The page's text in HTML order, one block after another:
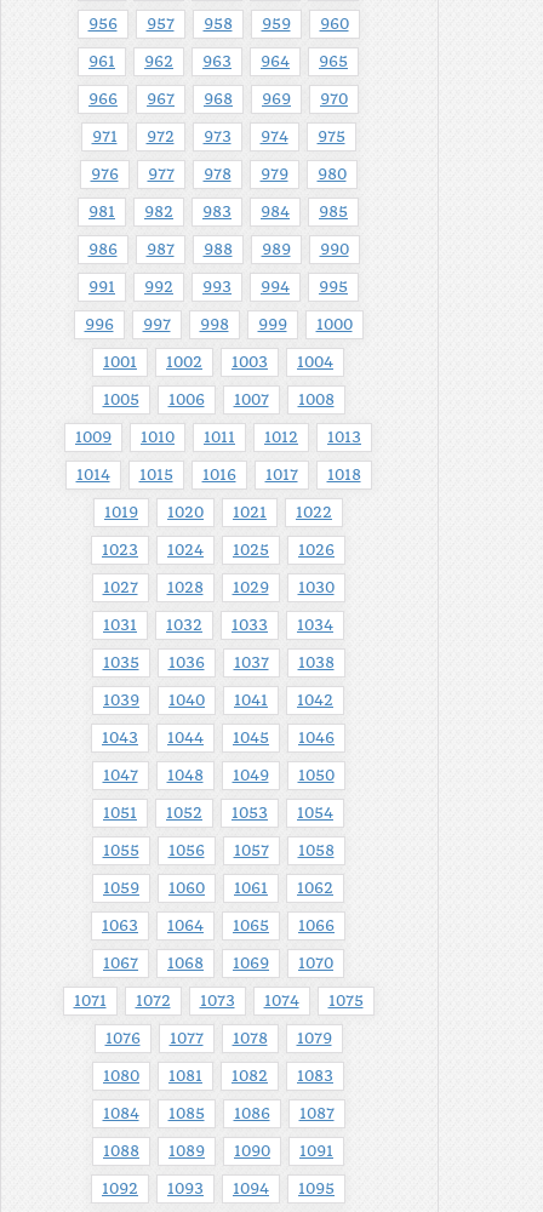
956 957 958 959 960
961 962 963 964 965
966 967 968 969 970
971 972 973 974 975
976 977 978 979 980
981 982 983 984 985
986 987 988 989 990
991 992 993 994 995
996 997 998 999 1000
1001 1002 1003 1004
1005 1006 1007 1008
1009 1010 1011 1012 1013
1014 1015 1016 1017 1018
1019 1020 1021 1022
1023 1024 1025 1026
1027 1028 1029 1030
1031 1032 1033 1034
1035 1036 1037 1038
1039 1040 1041 1042
1043 1044 1045 1046
1047 1048 1049 1050
1051 1052 1053 1054
1055 1056 1057 1058
1059 1060 1061 1062
1063 1064 1065 1066
1067 1068 1069 1070
1071 1072 1073 1074 1075
1076 1077 1078 1079
1080 1081 1082 1083
1084 1085 1086 1087
1088 1089 1090 1091
1092 1093 1094 1095